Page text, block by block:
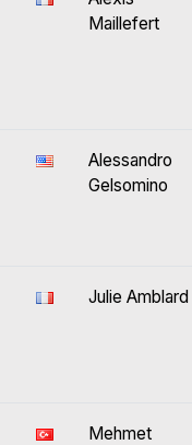
Maillefert
Alessandro
Gelsomino
Julie Amblard
Mehmet